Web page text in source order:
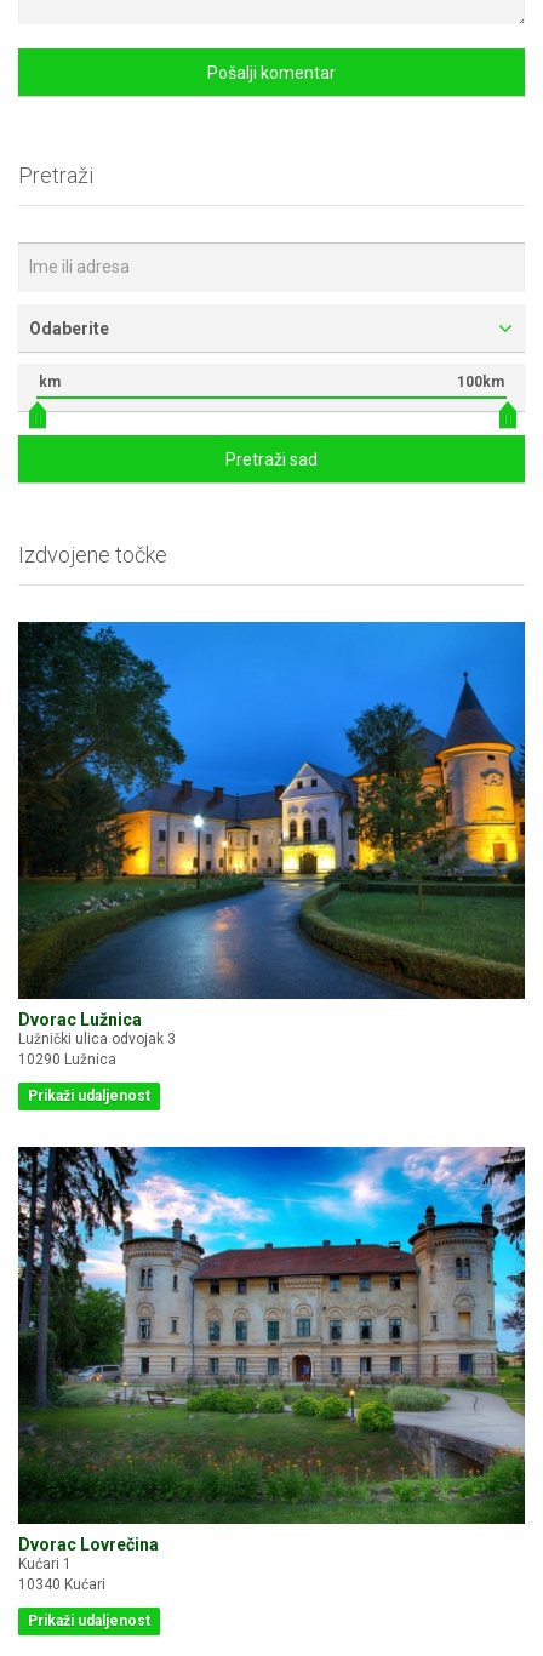
Pretraži
Odaberite
km 100km
Pretraži sad
Izdvojene točke
Dvorac Lužnica
Lužnički ulica odvojak 3
10290 Lužnica
Prikaži udaljenost
Dvorac Lovrečina
Kućari 1
10340 Kućari
Prikaži udaljenost